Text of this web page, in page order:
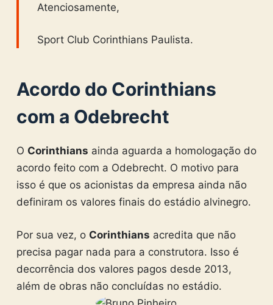
Atenciosamente,
Sport Club Corinthians Paulista.
Acordo do Corinthians
com a Odebrecht
O Corinthians ainda aguarda a homologação do
acordo feito com a Odebrecht. O motivo para
isso é que os acionistas da empresa ainda não
definiram os valores finais do estádio alvinegro.
Por sua vez, o Corinthians acredita que não
precisa pagar nada para a construtora. Isso é
decorrência dos valores pagos desde 2013,
além de obras não concluídas no estádio.